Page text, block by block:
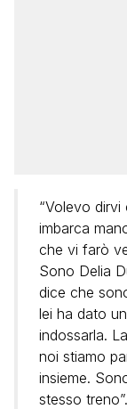
“Volevo dirvi
imbarca
che vi farò
Sono Delia
dice che
lei ha dato
indossarla.
noi stiamo
insieme.
stesso treno”.